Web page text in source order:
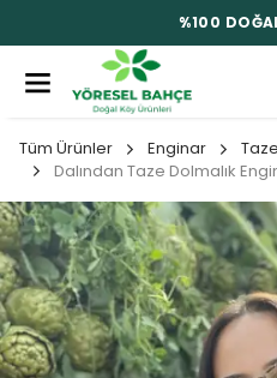
%100
Tüm Ürünler Enginar
Dalından Taze Dolmalık